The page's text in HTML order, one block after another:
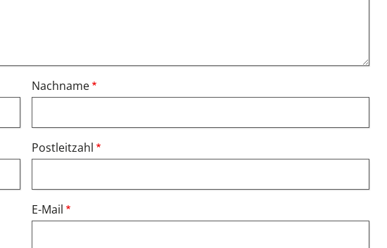
Nachname
Postleitzahl
E-Mail